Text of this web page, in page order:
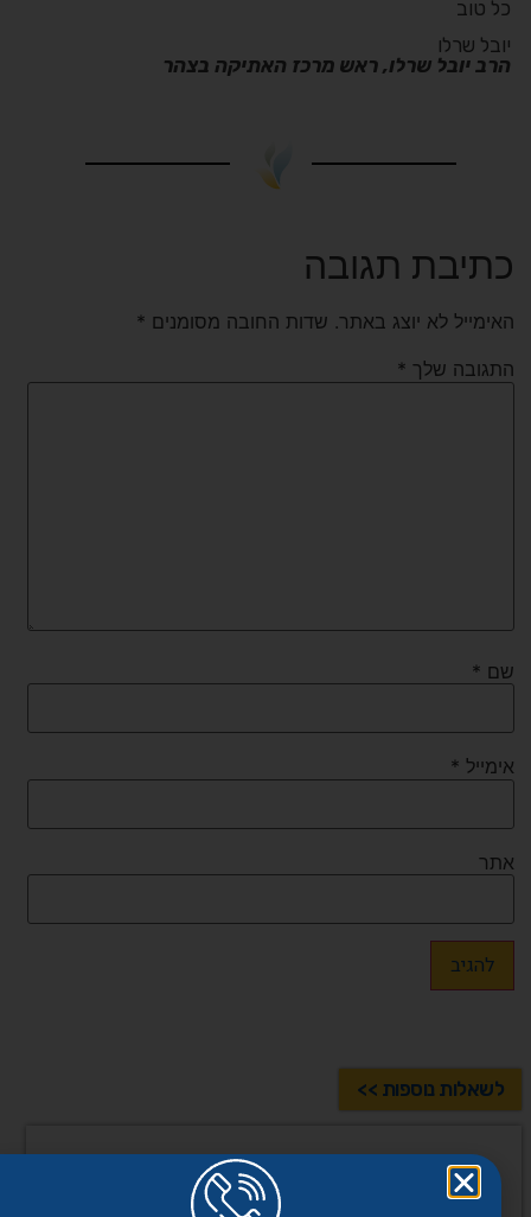
כל טוב
יובל שרלו
הרב יובל שרלו, ראש מרכז האתיקה בצהר
כתיבת תגובה
האימייל לא יוצג באתר. שדות החובה מסומנים *
התגובה שלך *
שם *
אימייל *
אתר
לשאלות נוספות >>